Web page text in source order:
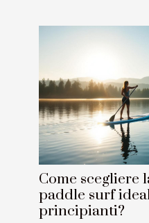
Come scegliere
paddle surf
principianti?